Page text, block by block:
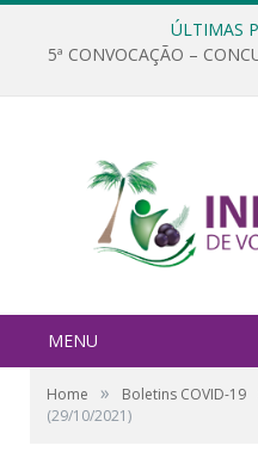
ÚLTIMAS
5ª CONVOCAÇÃO –
MENU
Home » Boletins COVID-19
(29/10/2021)